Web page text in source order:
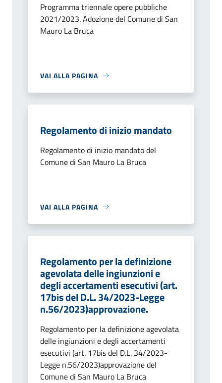
Programma triennale opere pubbliche
2021/2023. Adozione del Comune di San
Mauro La Bruca
VAI ALLA PAGINA
Regolamento di inizio mandato
Regolamento di inizio mandato del
Comune di San Mauro La Bruca
VAI ALLA PAGINA
Regolamento per la definizione
agevolata delle ingiunzioni e
degli accertamenti esecutivi (art.
17bis del D.L. 34/2023-Legge
n.56/2023)approvazione.
Regolamento per la definizione agevolata
delle ingiunzioni e degli accertamenti
esecutivi (art. 17bis del D.L. 34/2023-
Legge n.56/2023)approvazione del
Comune di San Mauro La Bruca